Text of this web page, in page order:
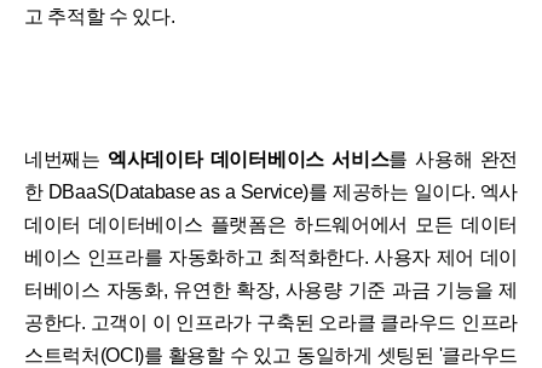
고 추적할 수 있다.
네번째는 엑사데이타 데이터베이스 서비스를 사용해 완전
한 DBaaS(Database as a Service)를 제공하는 일이다. 엑사
데이터 데이터베이스 플랫폼은 하드웨어에서 모든 데이터
베이스 인프라를 자동화하고 최적화한다. 사용자 제어 데이
터베이스 자동화, 유연한 확장, 사용량 기준 과금 기능을 제
공한다. 고객이 이 인프라가 구축된 오라클 클라우드 인프라
스트럭처(OCI)를 활용할 수 있고 동일하게 셋팅된 '클라우드